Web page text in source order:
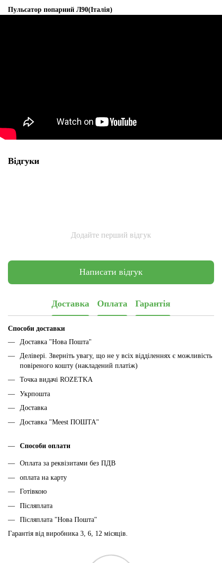
Пульсатор попарний Л90(Італія)
Відгуки
Додайте перший відгук
Написати відгук
Доставка Оплата Гарантія
Способи доставки
Доставка "Нова Пошта"
Делівері. Зверніть увагу, що не у всіх відділеннях є можливість
повіреного кошту (накладений платіж)
Точка видачі ROZETKA
Укрпошта
Доставка
Доставка "Meest ПОШТА"
Способи оплати
Оплата за реквізитами без ПДВ
оплата на карту
Готівкою
Післяплата
Післяплата "Нова Пошта"
Гарантія від виробника 3, 6, 12 місяців.